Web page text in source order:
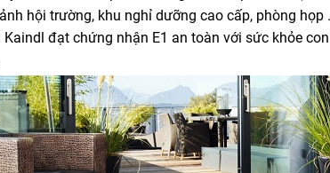
hội trường, khu nghỉ dưỡng cao cấp, phòng họp
đạt chứng nhận E1 an toàn với sức khỏe